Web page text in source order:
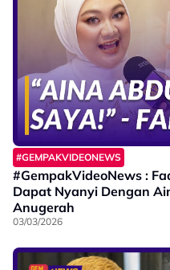
#GEMPAKVIDEONEWS
#GempakVideoNews :
Dapat Nyanyi Dengan
Anugerah
03/03/2026